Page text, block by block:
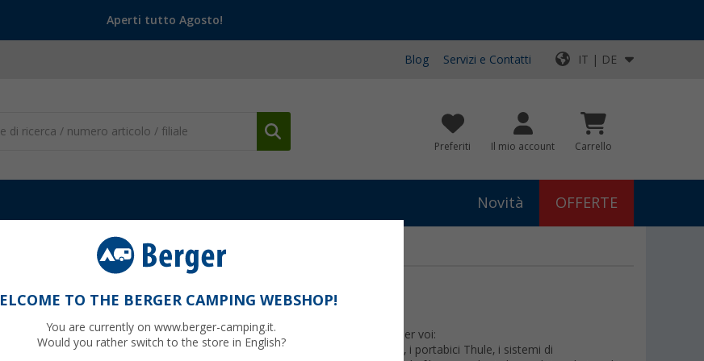
Aperti tutto Agosto!
Blog Servizi e Contatti IT | DE
Preferiti Il mio account Carrello
Novità OFFERTE
RICAMBIO
quasi tutto - e per non dover cercare a lungo, abbiamo già fatto un pre-filtro per voi:
le categorie di ricambi più popolari, ad esempio per le tende da sole Fiamma, i portabici Thule, i sistemi di
TO THE BERGER CAMPING WEBSHOP!
You are currently on www.berger-camping.it.
Would you rather switch to the store in English?